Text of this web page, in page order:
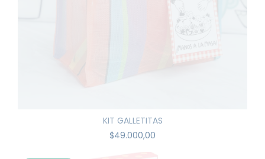
KIT GALLETITAS
$49.000,00